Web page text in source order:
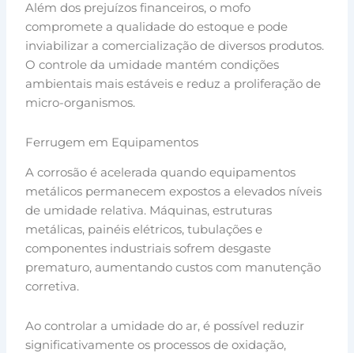
Além dos prejuízos financeiros, o mofo
compromete a qualidade do estoque e pode
inviabilizar a comercialização de diversos produtos.
O controle da umidade mantém condições
ambientais mais estáveis e reduz a proliferação de
micro-organismos.
Ferrugem em Equipamentos
A corrosão é acelerada quando equipamentos
metálicos permanecem expostos a elevados níveis
de umidade relativa. Máquinas, estruturas
metálicas, painéis elétricos, tubulações e
componentes industriais sofrem desgaste
prematuro, aumentando custos com manutenção
corretiva.
Ao controlar a umidade do ar, é possível reduzir
significativamente os processos de oxidação,